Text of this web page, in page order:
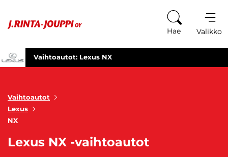
Hae Valikko
Vaihtoautot: Lexus NX
Vaihtoautot
Lexus
NX
Lexus NX -vaihtoautot